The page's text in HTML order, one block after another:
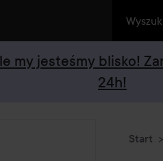
my jesteśmy blisko!
24h!
Start